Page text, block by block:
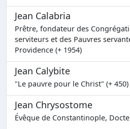
Jean Calabria
Prêtre, fondateur des
serviteurs et des Pauvres
Providence (+ 1954)
Jean Calybite
"Le pauvre pour le Christ" (+ 450)
Jean Chrysostome
Évêque de Constantinople,